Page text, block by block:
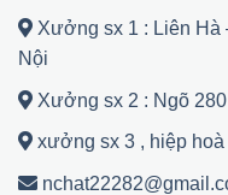
Xưởng sx 1 : Liên Hà
Nội
Xưởng sx 2 : Ngõ
xưởng sx 3 , hiệp hoà